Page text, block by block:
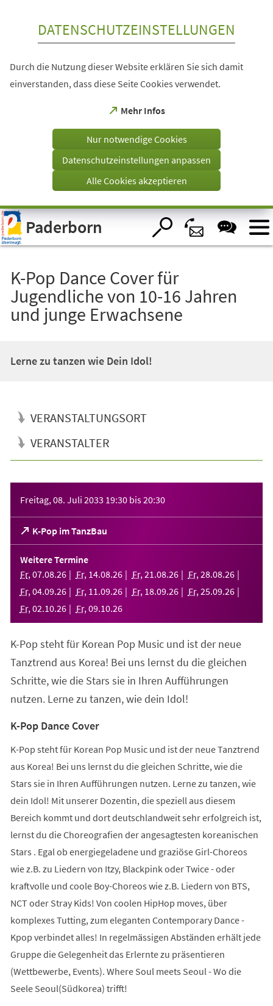
Visuelle
Assistenzsoftware
öffnen.
DATENSCHUTZEINSTELLUNGEN
Durch die Nutzung dieser Website erklären Sie sich damit
einverstanden, dass diese Seite Cookies verwendet.
Mehr Infos
(Öffnet
einem
Tab)
Nur notwendige Cookies
Datenschutzeinstellungen anpassen
Alle Cookies akzeptieren
Paderborn
K-Pop Dance Cover für
Jugendliche von 10-16 Jahren
und junge Erwachsene
Lerne zu tanzen wie Dein Idol!
VERANSTALTUNGSORT
VERANSTALTER
Freitag, 08. Juli 2033 19:30 bis20:30
K-Pop im TanzBau
(Öffnet
in
einem
neuen
Tab)
Weitere Termine
Fr, 07.08.26 Fr, 14.08.26 Fr, 21 .08.26 Fr, 28.08.26
Fr, 04.09.26 Fr, 11 .09.26 Fr, 18.09.26 Fr, 25.09.26
Fr, 02.10.26 Fr, 09.10.26
K-Pop steht für Korean Pop Music und ist der neue
Tanztrend aus Korea! Bei uns lernst du die gleichen
Schritte, wie die Stars sie in Ihren Aufführungen
nutzen. Lerne zu tanzen, wie dein Idol!
K-Pop Dance Cover
K-Pop steht für Korean Pop Music und ist der neue Tanztrend
aus Korea! Bei uns lernst du die gleichen Schritte, wie die
Stars sie in Ihren Aufführungen nutzen. Lerne zu tanzen, wie
dein Idol! Mit unserer Dozentin, die speziell aus diesem
Bereich kommt und dort deutschlandweit sehr erfolgreich ist,
lernst du die Choreografien der angesagtesten koreanischen
Stars . Egal ob energiegeladene und graziöse Girl-Choreos
wie z.B. zu Liedern von Itzy, Blackpink oder Twice - oder
kraftvolle und coole Boy-Choreos wie z.B. Liedern von BTS,
NCT oder Stray Kids! Von coolen HipHop moves, über
komplexes Tutting, zum eleganten Contemporary Dance -
Kpop verbindet alles! In regelmässigen Abständen erhält jede
Gruppe die Gelegenheit das Erlernte zu präsentieren
(Wettbewerbe, Events). Where Soul meets Seoul - Wo die
Seele Seoul(Südkorea) trifft!